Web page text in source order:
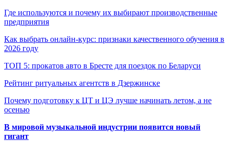
Где используются и почему их выбирают производственные
предприятия
Как выбрать онлайн-курс: признаки качественного обучения в
2026 году
ТОП 5: прокатов авто в Бресте для поездок по Беларуси
Рейтинг ритуальных агентств в Дзержинске
Почему подготовку к ЦТ и ЦЭ лучше начинать летом, а не
осенью
В мировой музыкальной индустрии появится новый
гигант